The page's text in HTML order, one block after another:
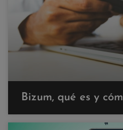
Bizum, qué es y